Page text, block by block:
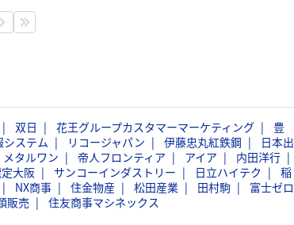
双日 花王グループカスタマーマーケティング
豊
システム リコージャパン 伊藤忠丸紅鉄鋼
日本出
メタルワン 帝人フロンティア アイア
内田洋行
大阪 サンコーインダストリー 日立ハイテク
稲
NX商事 住金物産 松田産業 田村駒
富士ゼロ
販売 住友商事マシネックス